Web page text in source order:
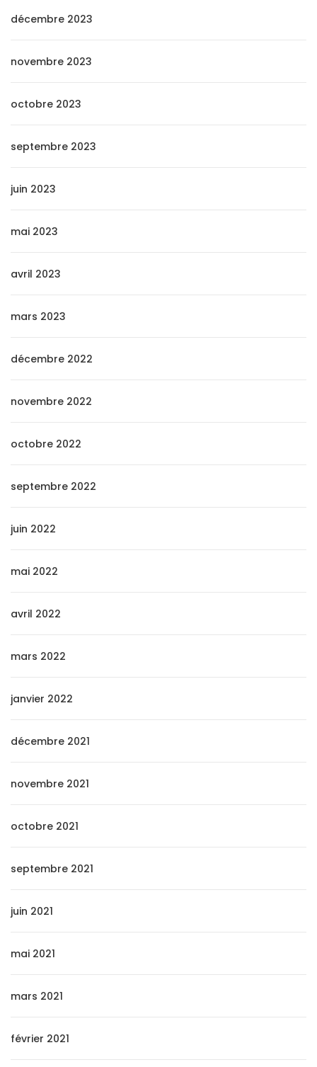
décembre 2023
novembre 2023
octobre 2023
septembre 2023
juin 2023
mai 2023
avril 2023
mars 2023
décembre 2022
novembre 2022
octobre 2022
septembre 2022
juin 2022
mai 2022
avril 2022
mars 2022
janvier 2022
décembre 2021
novembre 2021
octobre 2021
septembre 2021
juin 2021
mai 2021
mars 2021
février 2021